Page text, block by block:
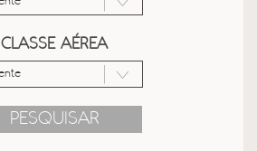
CLASSE AÉREA
PESQUISAR